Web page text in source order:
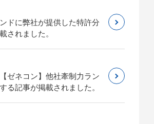
ドに弊社が提供した特許分
されました。
ゼネコン】他社牽制力ラン
る記事が掲載されました。